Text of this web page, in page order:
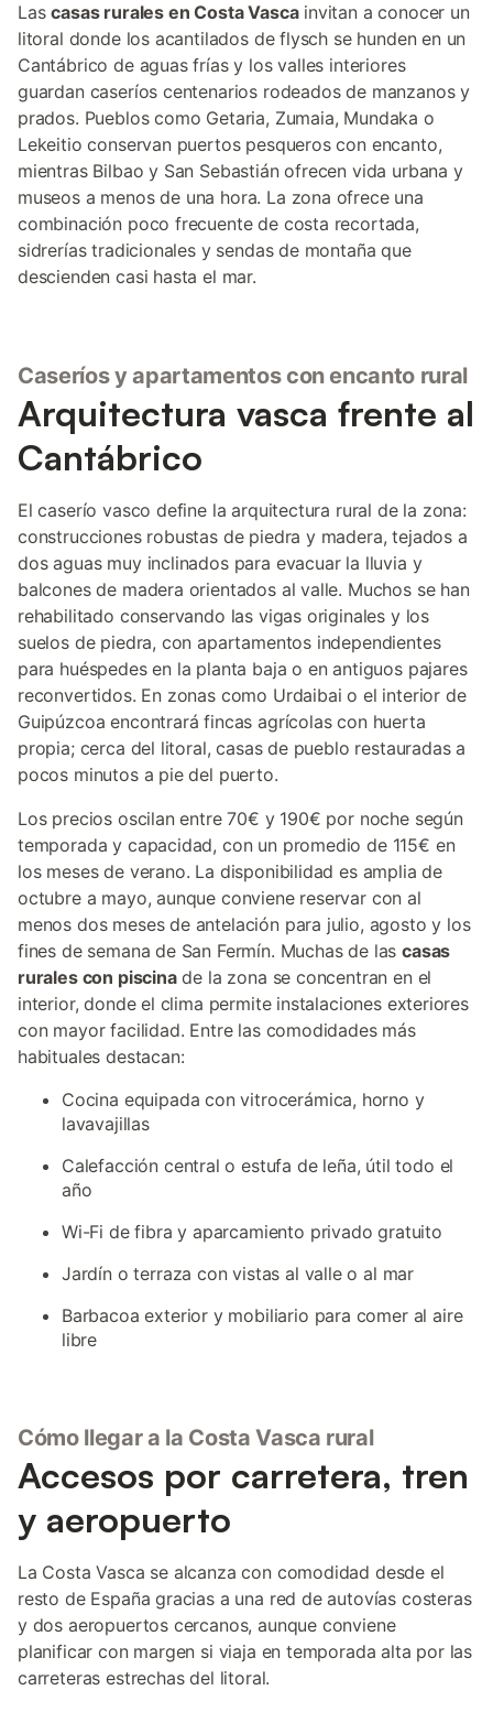
Lascasas rurales en Costa Vascainvitan a conocer un
litoral donde los acantilados de flysch se hunden en un
Cantábrico de aguas frías y los valles interiores
guardan caseríos centenarios rodeados de manzanos y
prados. Pueblos como Getaria, Zumaia, Mundaka o
Lekeitio conservan puertos pesqueros con encanto,
mientras Bilbao y San Sebastián ofrecen vida urbana y
museos a menos de una hora. La zona ofrece una
combinación poco frecuente de costa recortada,
sidrerías tradicionales y sendas de montaña que
descienden casi hasta el mar.
Caseríos y apartamentos con encanto rural
Arquitectura vasca frente al
Cantábrico
El caserío vasco define la arquitectura rural de la zona:
construcciones robustas de piedra y madera, tejados a
dos aguas muy inclinados para evacuar la lluvia y
balcones de madera orientados al valle. Muchos se han
rehabilitado conservando las vigas originales y los
suelos de piedra, con apartamentos independientes
para huéspedes en la planta baja o en antiguos pajares
reconvertidos. En zonas como Urdaibai o el interior de
Guipúzcoa encontrará fincas agrícolas con huerta
propia; cerca del litoral, casas de pueblo restauradas a
pocos minutos a pie del puerto.
Los precios oscilan entre 70€ y 190€ por noche según
temporada y capacidad, con un promedio de 115€ en
los meses de verano. La disponibilidad es amplia de
octubre a mayo, aunque conviene reservar con al
menos dos meses de antelación para julio, agosto y los
fines de semana de San Fermín. Muchas de lascasas
rurales con piscinade la zona se concentran en el
interior, donde el clima permite instalaciones exteriores
con mayor facilidad. Entre las comodidades más
habituales destacan:
Cocina equipada con vitrocerámica, horno y
lavavajillas
Calefacción central o estufa de leña, útil todo el
año
Wi-Fi de fibra y aparcamiento privado gratuito
Jardín o terraza con vistas al valle o al mar
Barbacoa exterior y mobiliario para comer al aire
libre
Cómo llegar a la Costa Vasca rural
Accesos por carretera, tren
y aeropuerto
La Costa Vasca se alcanza con comodidad desde el
resto de España gracias a una red de autovías costeras
y dos aeropuertos cercanos, aunque conviene
planificar con margen si viaja en temporada alta por las
carreteras estrechas del litoral.